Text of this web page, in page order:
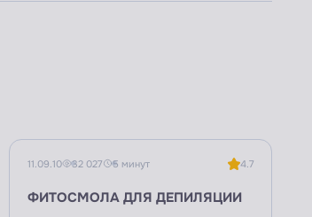
11.09.10 32 027 5 минут 4.7
ФИТОСМОЛА ДЛЯ ДЕПИЛЯЦИИ